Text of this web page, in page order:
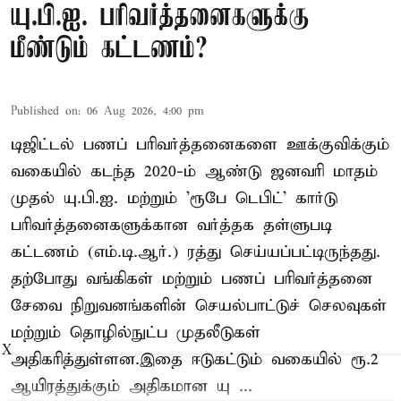
யு.பி.ஐ. பரிவர்த்தனைகளுக்கு
மீண்டும் கட்டணம்?
Published on: 06 Aug 2026, 4:00 pm
டிஜிட்டல் பணப் பரிவர்த்தனைகளை ஊக்குவிக்கும்
வகையில் கடந்த 2020-ம் ஆண்டு ஜனவரி மாதம்
முதல் யு.பி.ஐ. மற்றும் 'ரூபே டெபிட்' கார்டு
பரிவர்த்தனைகளுக்கான வர்த்தக தள்ளுபடி
கட்டணம் (எம்.டி.ஆர்.) ரத்து செய்யப்பட்டிருந்தது.
தற்போது வங்கிகள் மற்றும் பணப் பரிவர்த்தனை
சேவை நிறுவனங்களின் செயல்பாட்டுச் செலவுகள்
மற்றும் தொழில்நுட்ப முதலீடுகள்
அதிகரித்துள்ளன.இதை ஈடுகட்டும் வகையில் ரூ.2
ஆயிரத்துக்கும் அதிகமான யு ...
X